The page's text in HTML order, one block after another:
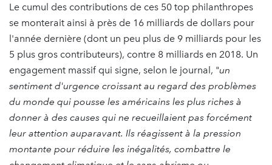
Le cumul des contributions de ces 50 top philanthropes
se monterait ainsi à près de 16 milliards de dollars pour
l'année dernière (dont un peu plus de 9 milliards pour les
5 plus gros contributeurs), contre 8 milliards en 2018. Un
engagement massif qui signe, selon le journal, "un
sentiment d'urgence croissant au regard des problèmes
du monde qui pousse les américains les plus riches à
donner à des causes qui ne recueillaient pas forcément
leur attention auparavant. Ils réagissent à la pression
montante pour réduire les inégalités, combattre le